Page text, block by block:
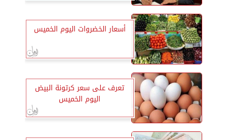
أسعار الخضروات اليوم الخميس
تعرف على سعر كرتونة البيض
اليوم الخميس